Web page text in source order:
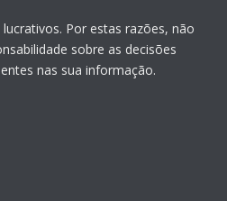
Por estas razões, não
sobre as decisões
nas sua informação.